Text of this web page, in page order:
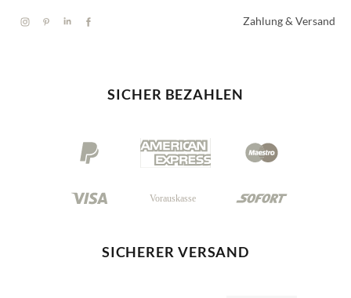
Zahlung & Versand
SICHER BEZAHLEN
SICHERER VERSAND